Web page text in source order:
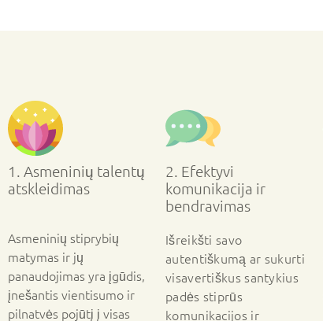
1. Asmeninių talentų
atskleidimas
Asmeninių stiprybių
matymas ir jų
panaudojimas yra įgūdis,
įnešantis vientisumo ir
pilnatvės pojūtį į visas
2. Efektyvi
komunikacija ir
bendravimas
Išreikšti savo
autentiškumą ar sukurti
visavertiškus santykius
padės stiprūs
komunikacijos ir